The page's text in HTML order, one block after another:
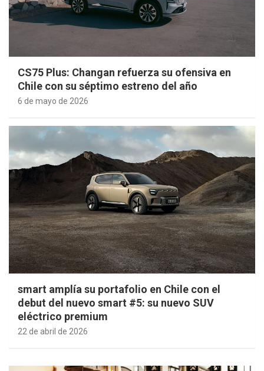
CS75 Plus: Changan refuerza su ofensiva en
Chile con su séptimo estreno del año
6 de mayo de 2026
smart amplía su portafolio en Chile con el
debut del nuevo smart #5: su nuevo SUV
eléctrico premium
22 de abril de 2026